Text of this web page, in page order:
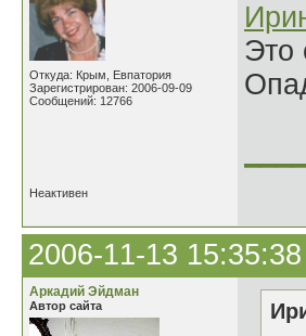
Откуда: Крым, Евпатория
Зарегистрирован: 2006-09-09
Сообщений: 12766
Это
Неактивен
2006-11-13 15:35:38
Аркадий Эйдман
Автор сайта